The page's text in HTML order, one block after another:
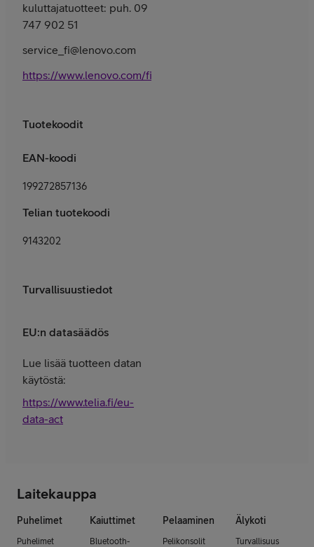
kuluttajatuotteet: puh. 09
747 902 51
service_fi@lenovo.com
https://www.lenovo.com/fi/fi/services
Tuotekoodit
EAN-koodi
199272857136
Telian tuotekoodi
9143202
Turvallisuustiedot
EU:n datasäädös
Lue lisää tuotteen datan
käytöstä:
https://www.telia.fi/eu-
data-act
Laitekauppa
Puhelimet
Puhelimet
Kaiuttimet
Bluetooth-
Pelaaminen
Pelikonsolit
Älykoti
Turvallisuus